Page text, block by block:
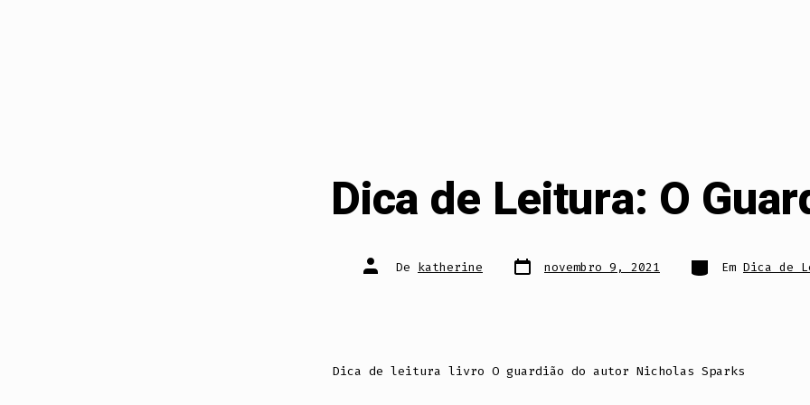
Dica de Leitura: O
Autor
do De katherine Data
do novembro 9, 2021 Categorias
Em Dica de
Dica de leitura livro O guardião do autor Nicholas Sparks